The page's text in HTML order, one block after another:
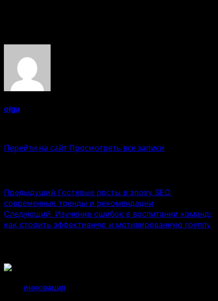
olga
Перейти на сайт Просмотреть все записи
Предыдущий Гостевые посты в эпоху SEO:
современные тренды и рекомендации
Следующий: Изучение ошибок в воспитании команд:
как строить эффективную и мотивированную группу
инновация